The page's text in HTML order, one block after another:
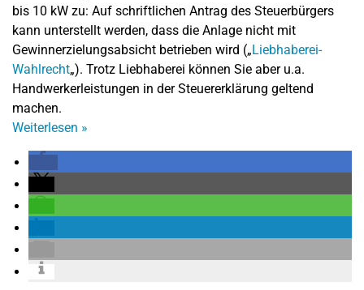
bis 10 kW zu: Auf schriftlichen Antrag des Steuerbürgers
kann unterstellt werden, dass die Anlage nicht mit
Gewinnerzielungsabsicht betrieben wird („Liebhaberei-
Wahlrecht„). Trotz Liebhaberei können Sie aber u.a.
Handwerkerleistungen in der Steuererklärung geltend
machen.
Weiterlesen »